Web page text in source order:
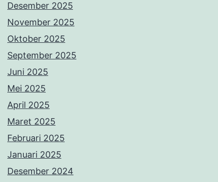
Desember 2025
November 2025
Oktober 2025
September 2025
Juni 2025
Mei 2025
April 2025
Maret 2025
Februari 2025
Januari 2025
Desember 2024